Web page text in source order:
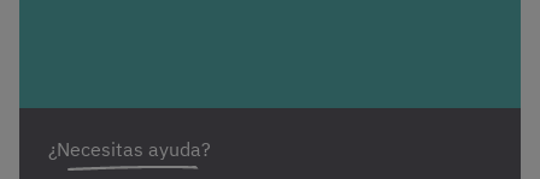
¿Necesitas ayuda?